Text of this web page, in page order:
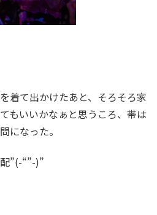
着て出かけたあと、そろそろ家
もいいかなぁと思うころ、帯は
になった。
”(-“”-)”